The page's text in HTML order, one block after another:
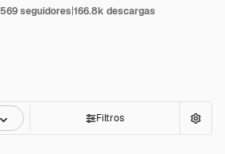
569 seguidores|166.8k descargas
Filtros